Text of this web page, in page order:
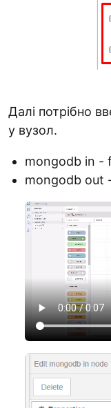
Далі потрібно
у вузол.
mongodb in -
mongodb out